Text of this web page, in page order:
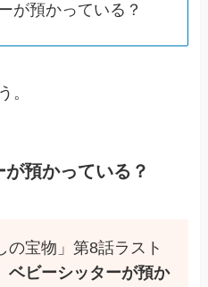
が預かっている？
。
預かっている？
の宝物」第8話ラスト
ベビーシッターが預か